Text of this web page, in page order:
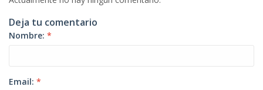
Deja tu comentario
Nombre: *
Email: *